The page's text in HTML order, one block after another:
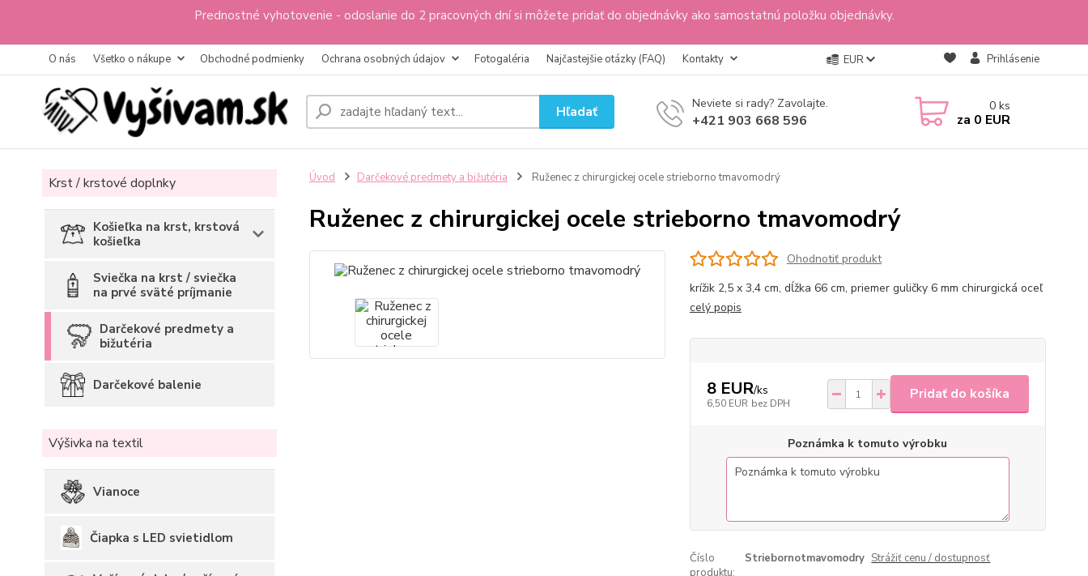
Prednostné vyhotovenie - odoslanie do 2 pracovných dní si môžete pridať do objednávky ako samostatnú položku objednávky.
O nás Všetko o nákupe Obchodné podmienky Ochrana osobných údajov Fotogaléria Najčastejšie otázky (FAQ) Kontakty EUR Prihlásenie
Hľadať Neviete si rady? Zavolajte.
+421 903 668 596
0 ks
za 0 EUR
Krst / krstové doplnky
Košieľka na krst, krstová
košieľka
Sviečka na krst / sviečka
na prvé sväté príjmanie
Darčekové predmety a
bižutéria
Darčekové balenie
Výšivka na textil
Vianoce
Čiapka s LED svietidlom
Úvod Darčekové predmety a bižutéria Ruženec z chirurgickej ocele strieborno tmavomodrý
Ruženec z chirurgickej ocele strieborno tmavomodrý
Ohodnotiť produkt
krížik 2,5 x 3,4 cm, dĺžka 66 cm, priemer guličky 6 mm chirurgická oceľ
celý popis
8 EUR/ks
6,50 EUR bez DPH
Pridať do košíka
Poznámka k tomuto výrobku
Číslo
produktu:
Striebornotmavomodry Strážiť cenu / dostupnosť